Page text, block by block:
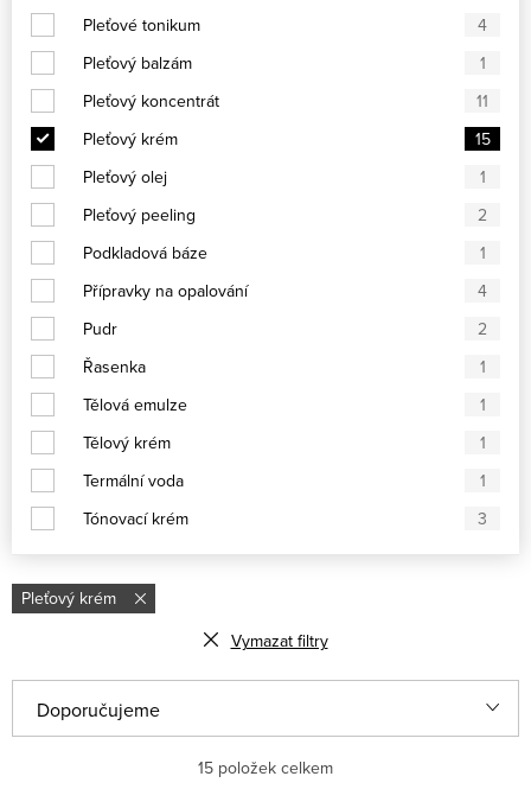
Pleťové tonikum
4
Pleťový balzám
1
Pleťový koncentrát
11
Pleťový krém
15
Pleťový olej
1
Pleťový peeling
2
Podkladová báze
1
Přípravky na opalování
4
Pudr
2
Řasenka
1
Tělová emulze
1
Tělový krém
1
Termální voda
1
Tónovací krém
3
Pleťový krém
Vymazat filtry
Řazení produktů
Doporučujeme
15 položek celkem